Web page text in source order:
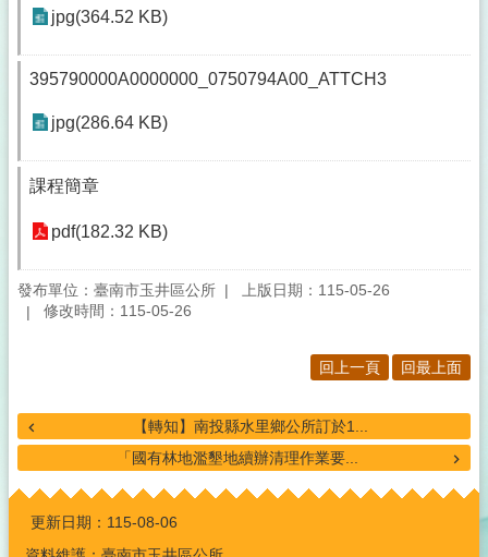
jpg(364.52 KB)
395790000A0000000_0750794A00_ATTCH3
jpg(286.64 KB)
課程簡章
pdf(182.32 KB)
發布單位：臺南市玉井區公所
上版日期：115-05-26
修改時間：115-05-26
回上一頁 回最上面
【轉知】南投縣水里鄉公所訂於1...
「國有林地濫墾地續辦清理作業要...
:::
更新日期： 115-08-06